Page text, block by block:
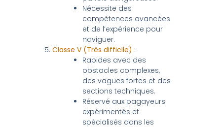
Nécessite des
compétences avancées
et de l’expérience pour
naviguer.
Classe V (Très difficile) :
Rapides avec des
obstacles complexes,
des vagues fortes et des
sections techniques.
Réservé aux pagayeurs
expérimentés et
spécialisés dans les